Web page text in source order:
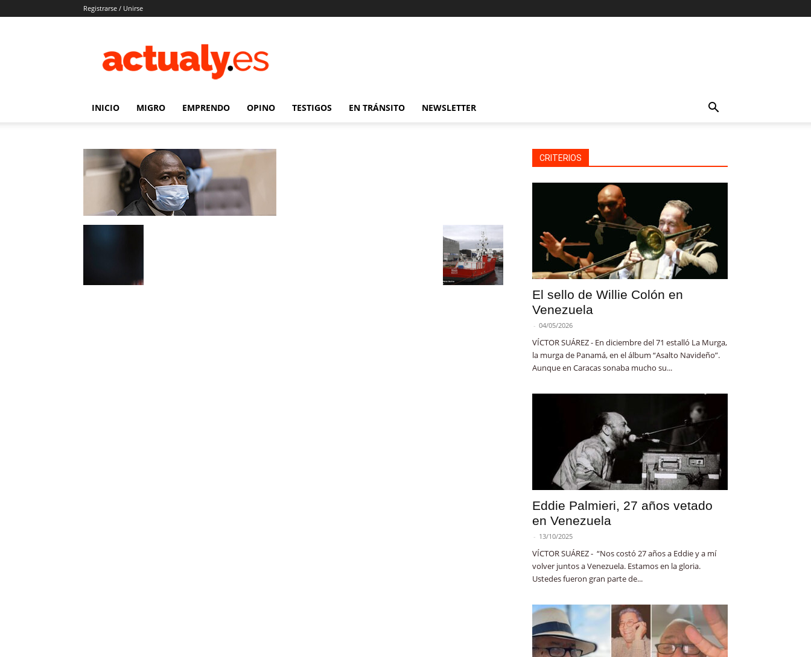
Registrarse / Unirse
|
Noticias
venezolanos
INICIO MIGRO EMPRENDO OPINO TESTIGOS EN TRÁNSITO NEWSLETTER
CRITERIOS
El sello de Willie Colón en
Venezuela
- 04/05/2026
VÍCTOR SUÁREZ - En diciembre del 71 estalló La Murga,
la murga de Panamá, en el álbum “Asalto Navideño”.
Aunque en Caracas sonaba mucho su...
Eddie Palmieri, 27 años vetado
en Venezuela
- 13/10/2025
VÍCTOR SUÁREZ - “Nos costó 27 años a Eddie y a mí
volver juntos a Venezuela. Estamos en la gloria.
Ustedes fueron gran parte de...